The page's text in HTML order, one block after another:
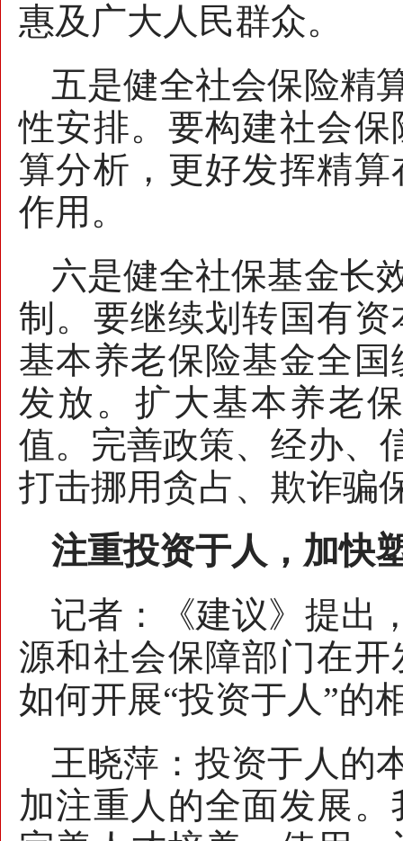
惠及广大人民群众。
五是健全社会保险精
性安排。要构建社会
算分析，更好发挥精
作用。
六是健全社保基金长
制。要继续划转国有
基本养老保险基金全
发放。扩大基本养老
值。完善政策、经办、
打击挪用贪占、欺诈骗
注重投资于人，加快
记者：《建议》提出
源和社会保障部门在
如何开展“投资于人”的
王晓萍：投资于人的
加注重人的全面发展